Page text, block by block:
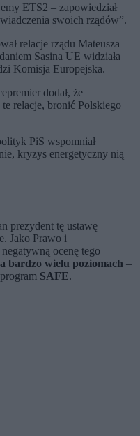
ETS2 – zapowiedział
swoich rządów”.
relacje rządu Mateusza
Sasina UE widziała
Komisja Europejska.
dodał, że
relacje, bronić Polskiego
PiS wspomniał
kryzys energetyczny nią
prezydent tę ustawę
Jako Prawo i
ocenę tego
bardzo wielu poziomach –
SAFE.